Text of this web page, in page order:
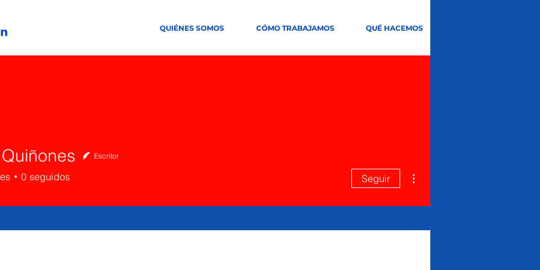
QUIÉNES SOMOS CÓMO TRABAJAMOS QUÉ HACEMOS
Escritor
0 seguidos Seguir